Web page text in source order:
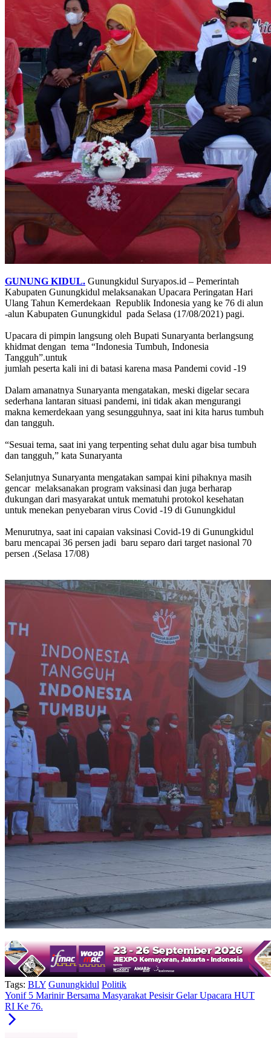
GUNUNG KIDUL. Gunungkidul Suryapos.id – Pemerintah
Kabupaten Gunungkidul melaksanakan Upacara Peringatan Hari
Ulang Tahun Kemerdekaan Republik Indonesia yang ke 76 di alun
-alun Kabupaten Gunungkidul pada Selasa (17/08/2021) pagi.
Upacara di pimpin langsung oleh Bupati Sunaryanta berlangsung
khidmat dengan tema “Indonesia Tumbuh, Indonesia
Tangguh”.untuk
jumlah peserta kali ini di batasi karena masa Pandemi covid -19
Dalam amanatnya Sunaryanta mengatakan, meski digelar secara
sederhana lantaran situasi pandemi, ini tidak akan mengurangi
makna kemerdekaan yang sesungguhnya, saat ini kita harus tumbuh
dan tangguh.
“Sesuai tema, saat ini yang terpenting sehat dulu agar bisa tumbuh
dan tangguh,” kata Sunaryanta
Selanjutnya Sunaryanta mengatakan sampai kini pihaknya masih
gencar melaksanakan program vaksinasi dan juga berharap
dukungan dari masyarakat untuk mematuhi protokol kesehatan
untuk menekan penyebaran virus Covid -19 di Gunungkidul
Menurutnya, saat ini capaian vaksinasi Covid-19 di Gunungkidul
baru mencapai 36 persen jadi baru separo dari target nasional 70
persen .(Selasa 17/08)
Tags: BLY Gunungkidul Politik
Yonif 5 Marinir Bersama Masyarakat Pesisir Gelar Upacara HUT
RI Ke 76.